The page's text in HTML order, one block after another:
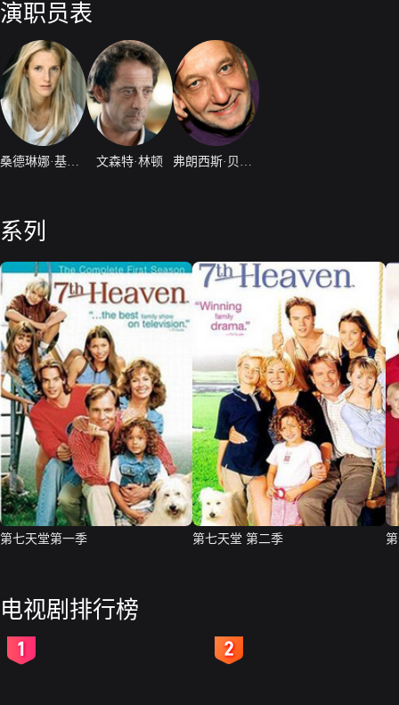
演职员表
文森特·林顿
系列
第七天堂第一季 第七天堂 第二季
电视剧排行榜